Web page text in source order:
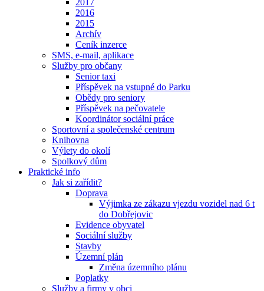
2017
2016
2015
Archív
Ceník inzerce
SMS, e-mail, aplikace
Služby pro občany
Senior taxi
Příspěvek na vstupné do Parku
Obědy pro seniory
Příspěvek na pečovatele
Koordinátor sociální práce
Sportovní a společenské centrum
Knihovna
Výlety do okolí
Spolkový dům
Praktické info
Jak si zařídit?
Doprava
Výjimka ze zákazu vjezdu vozidel nad 6 t
do Dobřejovic
Evidence obyvatel
Sociální služby
Stavby
Územní plán
Změna územního plánu
Poplatky
Služby a firmy v obci